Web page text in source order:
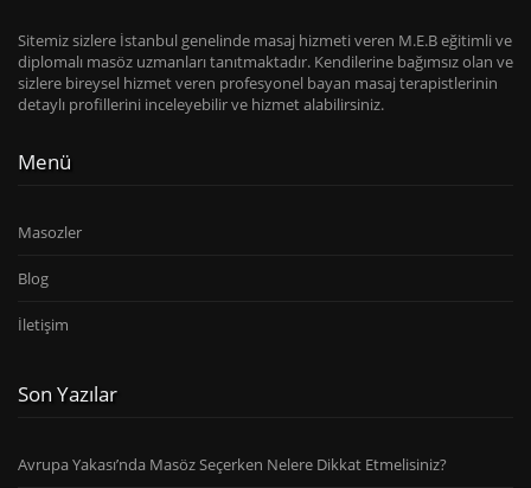
Sitemiz sizlere İstanbul genelinde masaj hizmeti veren M.E.B eğitimli ve
diplomalı masöz uzmanları tanıtmaktadır. Kendilerine bağımsız olan ve
sizlere bireysel hizmet veren profesyonel bayan masaj terapistlerinin
detaylı profillerini inceleyebilir ve hizmet alabilirsiniz.
Menü
Masozler
Blog
İletişim
Son Yazılar
Avrupa Yakası’nda Masöz Seçerken Nelere Dikkat Etmelisiniz?